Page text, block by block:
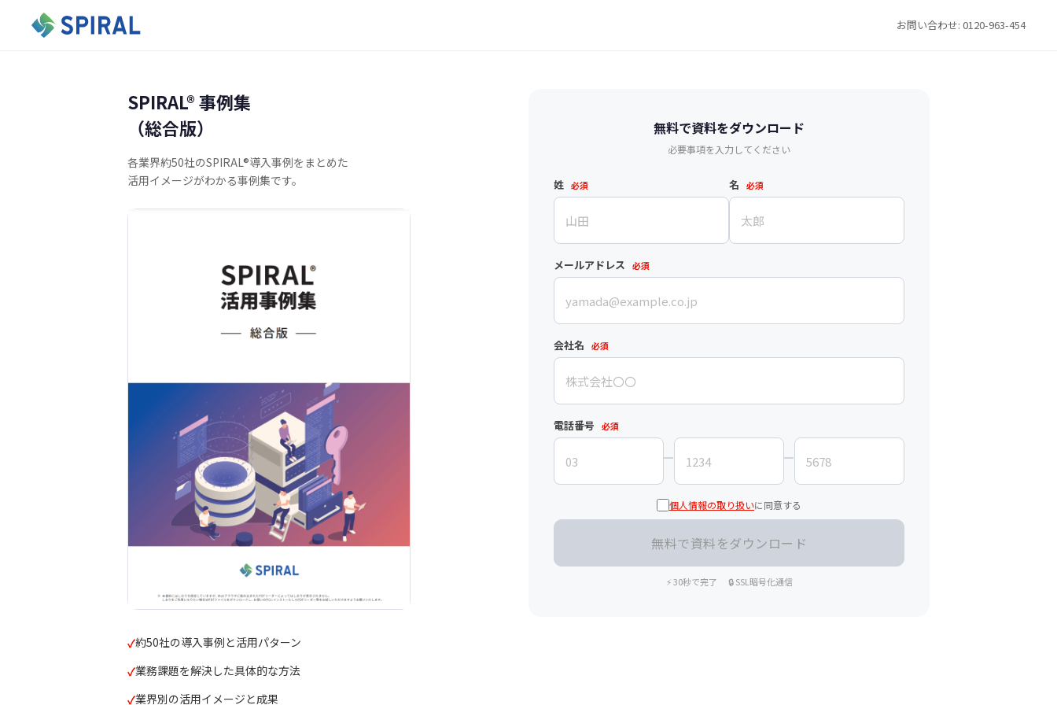
お問い合わせ: 0120-963-454
SPIRAL®︎ 事例集
（総合版）
各業界約50社のSPIRAL®導入事例をまとめた
活用イメージがわかる事例集です。
約50社の導入事例と活用パターン
業務課題を解決した具体的な方法
業界別の活用イメージと成果
無料で資料をダウンロード
必要事項を入力してください
姓 必須 名 必須
メールアドレス 必須
会社名 必須
電話番号 必須
個人情報の取り扱いに同意する
⚡ 30秒で完了 🔒 SSL暗号化通信